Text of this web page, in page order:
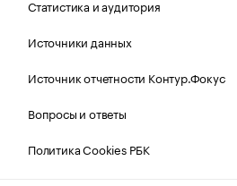
Статистика и аудитория
Источники данных
Источник отчетности Контур.Фокус
Вопросы и ответы
Политика Cookies РБК